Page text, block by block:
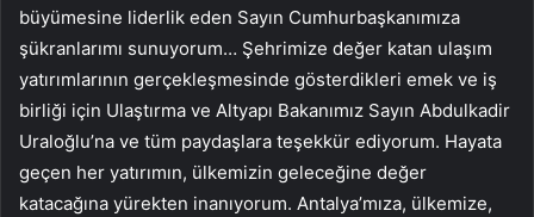
büyümesine liderlik eden Sayın Cumhurbaşkanımıza
şükranlarımı sunuyorum… Şehrimize değer katan ulaşım
yatırımlarının gerçekleşmesinde gösterdikleri emek ve iş
birliği için Ulaştırma ve Altyapı Bakanımız Sayın Abdulkadir
Uraloğlu’na ve tüm paydaşlara teşekkür ediyorum. Hayata
geçen her yatırımın, ülkemizin geleceğine değer
katacağına yürekten inanıyorum. Antalya’mıza, ülkemize,